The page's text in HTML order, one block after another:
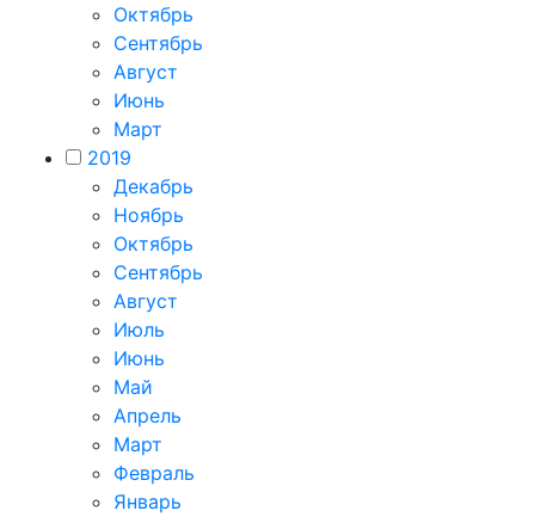
Октябрь
Сентябрь
Август
Июнь
Март
2019
Декабрь
Ноябрь
Октябрь
Сентябрь
Август
Июль
Июнь
Май
Апрель
Март
Февраль
Январь